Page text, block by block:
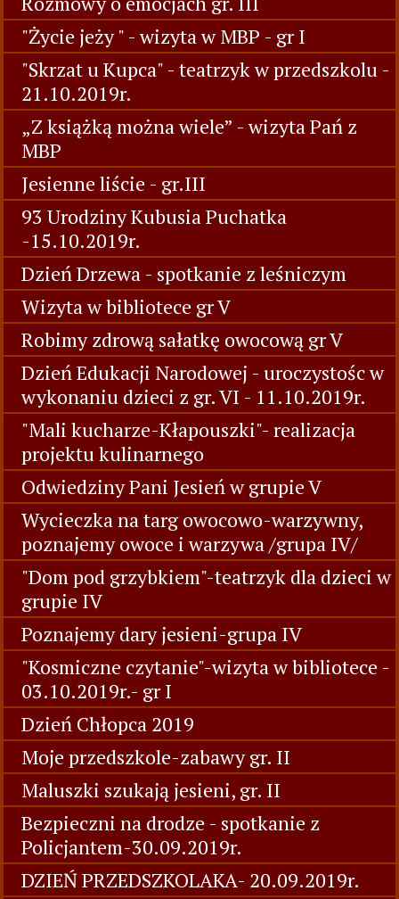
"Życie jeży " - wizyta w MBP - gr I
"Skrzat u Kupca" - teatrzyk w przedszkolu -
21.10.2019r.
„Z książką można wiele” - wizyta Pań z
MBP
Jesienne liście - gr.III
93 Urodziny Kubusia Puchatka
-15.10.2019r.
Dzień Drzewa - spotkanie z leśniczym
Wizyta w bibliotece gr V
Robimy zdrową sałatkę owocową gr V
Dzień Edukacji Narodowej - uroczystośc w
wykonaniu dzieci z gr. VI - 11.10.2019r.
"Mali kucharze-Kłapouszki"- realizacja
projektu kulinarnego
Odwiedziny Pani Jesień w grupie V
Wycieczka na targ owocowo-warzywny,
poznajemy owoce i warzywa /grupa IV/
"Dom pod grzybkiem"-teatrzyk dla dzieci w
grupie IV
Poznajemy dary jesieni-grupa IV
"Kosmiczne czytanie"-wizyta w bibliotece -
03.10.2019r.- gr I
Dzień Chłopca 2019
Moje przedszkole-zabawy gr. II
Maluszki szukają jesieni, gr. II
Bezpieczni na drodze - spotkanie z
Policjantem-30.09.2019r.
DZIEŃ PRZEDSZKOLAKA- 20.09.2019r.